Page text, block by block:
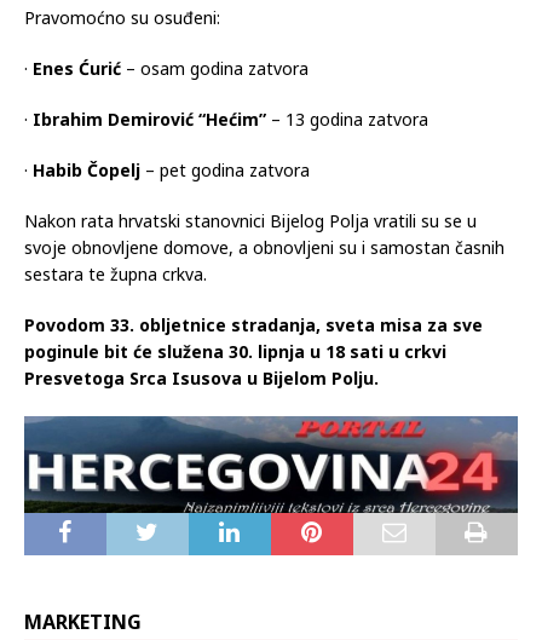
Pravomoćno su osuđeni:
· Enes Ćurić – osam godina zatvora
· Ibrahim Demirović “Hećim” – 13 godina zatvora
· Habib Čopelj – pet godina zatvora
Nakon rata hrvatski stanovnici Bijelog Polja vratili su se u
svoje obnovljene domove, a obnovljeni su i samostan časnih
sestara te župna crkva.
Povodom 33. obljetnice stradanja, sveta misa za sve
poginule bit će služena 30. lipnja u 18 sati u crkvi
Presvetoga Srca Isusova u Bijelom Polju.
MARKETING